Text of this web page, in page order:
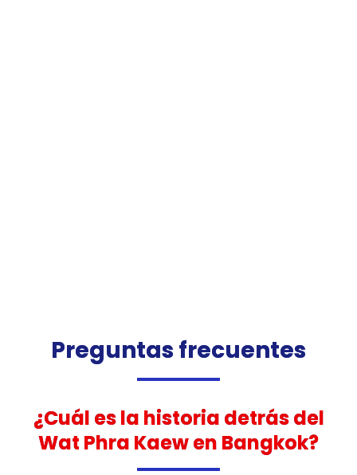
Preguntas frecuentes
¿Cuál es la historia detrás del
Wat Phra Kaew en Bangkok?